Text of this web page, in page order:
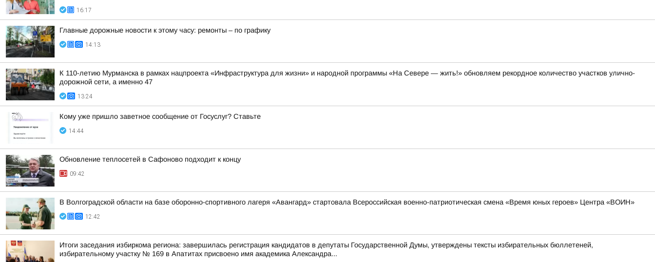
16:17
Главные дорожные новости к этому часу: ремонты – по графику
14:13
К 110-летию Мурманска в рамках нацпроекта «Инфраструктура для жизни» и народной программы «На Севере — жить!» обновляем рекордное количество участков улично-
дорожной сети, а именно 47
13:24
Кому уже пришло заветное сообщение от Госуслуг? Ставьте
14:44
Обновление теплосетей в Сафоново подходит к концу
09:42
В Волгоградской области на базе оборонно-спортивного лагеря «Авангард» стартовала Всероссийская военно-патриотическая смена «Время юных героев» Центра «ВОИН»
12:42
Итоги заседания избиркома региона: завершилась регистрация кандидатов в депутаты Государственной Думы, утверждены тексты избирательных бюллетеней,
избирательному участку № 169 в Апатитах присвоено имя академика Александра...